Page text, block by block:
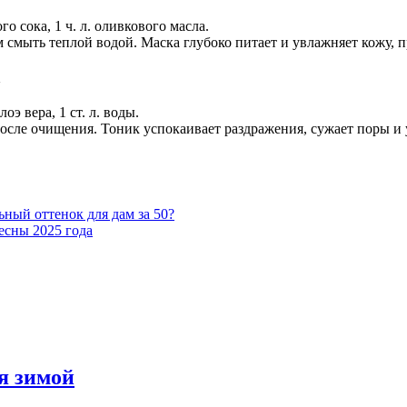
сока, 1 ч. л. оливкового масла.
теплой водой. Маска глубоко питает и увлажняет кожу,
вера, 1 ст. л. воды.
очищения. Тоник успокаивает раздражения, сужает поры и
оттенок для дам за 50?
2025 года
зимой